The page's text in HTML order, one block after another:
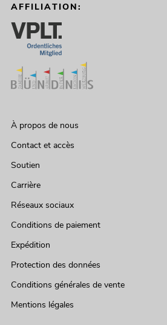
AFFILIATION:
À propos de nous
Contact et accès
Soutien
Carrière
Réseaux sociaux
Conditions de paiement
Expédition
Protection des données
Conditions générales de vente
Mentions légales